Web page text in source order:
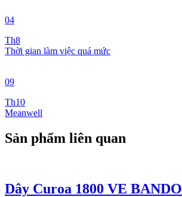
04
Th8
Thời gian làm việc quá mức
09
Th10
Meanwell
Sản phẩm liên quan
Dây Curoa 1800 VE BANDO